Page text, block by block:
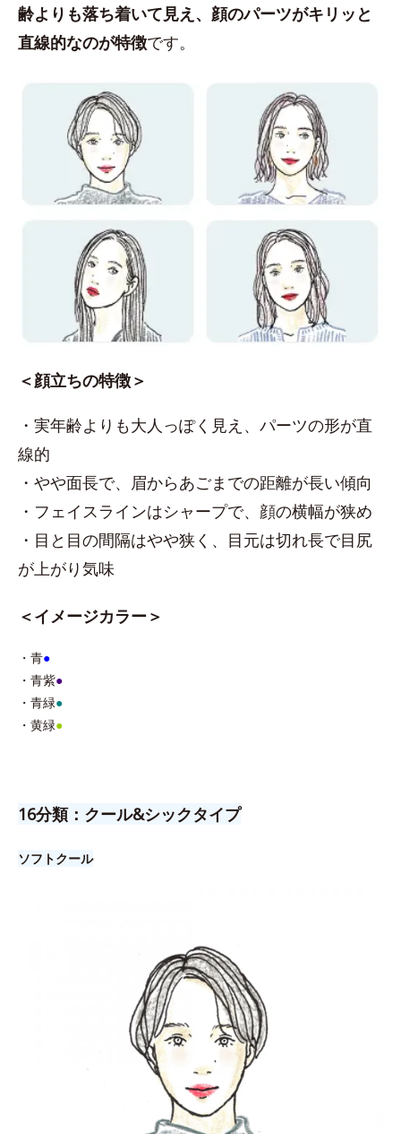
齢よりも落ち着いて見え、顔のパーツがキリッと
直線的なのが特徴です。
＜顔立ちの特徴＞
・実年齢よりも大人っぽく見え、パーツの形が直
線的
・やや面長で、眉からあごまでの距離が長い傾向
・フェイスラインはシャープで、顔の横幅が狭め
・目と目の間隔はやや狭く、目元は切れ長で目尻
が上がり気味
＜イメージカラー＞
・青●
・青紫●
・青緑●
・黄緑●
16分類：クール&シックタイプ
ソフトクール